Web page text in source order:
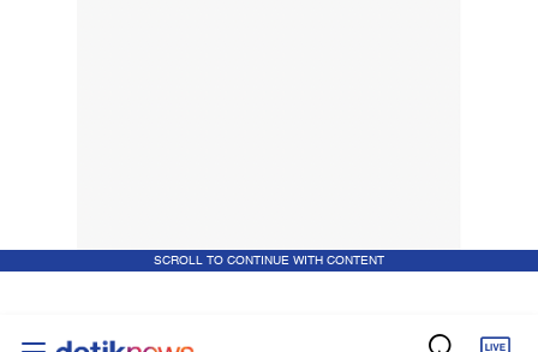
SCROLL TO CONTINUE WITH CONTENT